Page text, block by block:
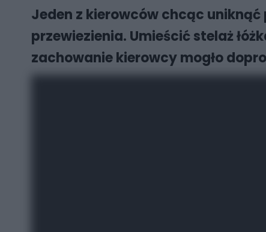
Jeden z kierowców chcąc uniknąć
przewiezienia. Umieścić stelaż
zachowanie kierowcy mogło